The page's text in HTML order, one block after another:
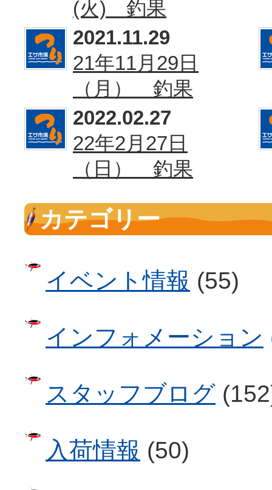
(火) 釣果
2021.11.29
21年11月29日
（月） 釣果
2022.02.27
22年2月27日
（日） 釣果
カテゴリー
イベント情報 (55)
インフォメーション
スタッフブログ
入荷情報 (50)